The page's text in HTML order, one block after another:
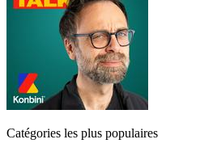
Catégories les plus populaires